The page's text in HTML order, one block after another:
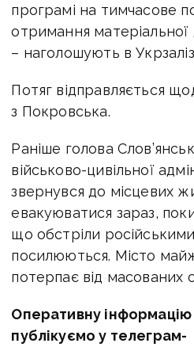
програмі на тимчасове
отримання
– наголошують в
Потяг відправляється
з Покровська.
Раніше голова
військово-цивільної
звернувся до місцевих
евакуюватися зараз,
що обстріли
посилюються. Місто
потерпає від масованих
Оперативну
публікуємо у телеграм-